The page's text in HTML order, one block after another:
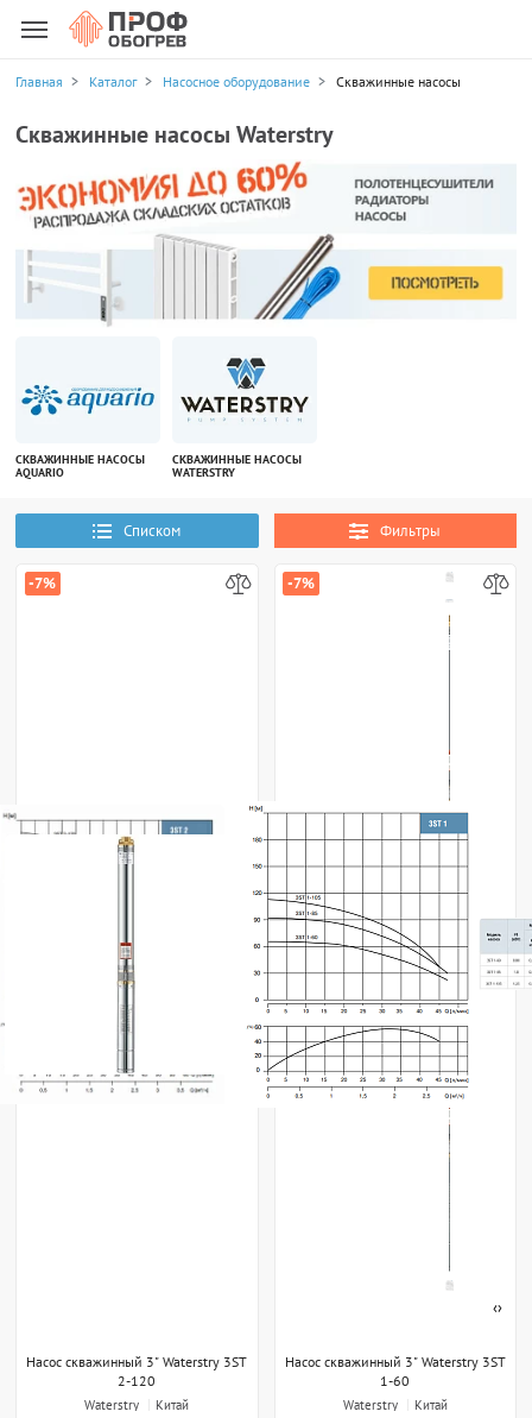
Главная Каталог Насосное оборудование Скважинные насосы
Скважинные насосы Waterstry
СКВАЖИННЫЕ НАСОСЫ
AQUARIO
СКВАЖИННЫЕ НАСОСЫ
WATERSTRY
Списком Фильтры
-7%
‹›
Насос скважинный 3" Waterstry 3ST
2-120
Waterstry
Китай
-7%
Насос скважинный 3" Waterstry 3ST
1-60
Waterstry
Китай